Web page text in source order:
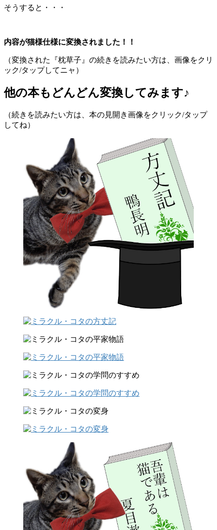
そうすると・・・
内容が猫様仕様に変換されました！！
（変換された『枕草子』の続きを読みたい方は、画像をクリ
ック/タップしてニャ）
他の本もどんどん変換してみます♪
（続きを読みたい方は、本の見開き画像をクリック/タップ
してね）